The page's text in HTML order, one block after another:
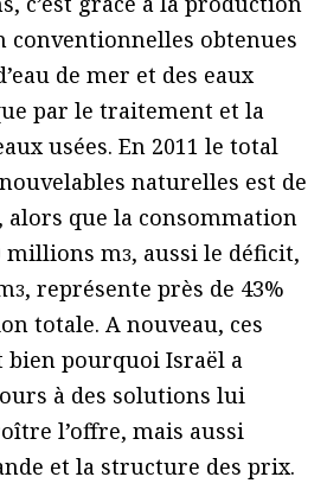
conventionnelles obtenues
de mer et des eaux
par le traitement et la
usées. En 2011 le total
naturelles est de
, alors que la consommation
millions m3, aussi le déficit,
3, représente près de 43%
totale. A nouveau, ces
pourquoi Israël a
à des solutions lui
l’offre, mais aussi
et la structure des prix.